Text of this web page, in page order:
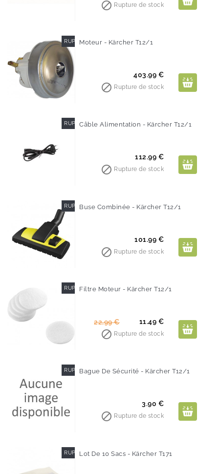
 Rupture de stock
RUPTURE DE STOCK
Moteur - Kärcher T12/1
Prix
403.99 €
 Rupture de stock
RUPTURE DE STOCK
Câble Alimentation - Kärcher T12/1
Prix
112.99 €
 Rupture de stock
RUPTURE DE STOCK
Buse Combinée - Kärcher T12/1
Prix
101.99 €
 Rupture de stock
RUPTURE DE STOCK
Filtre Moteur - Kärcher T12/1
Prix
de
22,99 €Prix 11.49 €
 Rupture de stock
RUPTURE DE STOCK
Bague De Sécurité - Kärcher T12/1
Prix
3.90 €
 Rupture de stock
RUPTURE DE STOCK
Lot De 10 Sacs - Kärcher T171